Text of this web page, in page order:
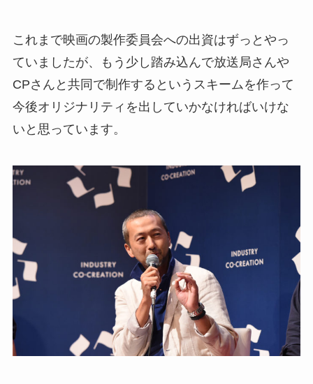
これまで映画の製作委員会への出資はずっとやっ
ていましたが、もう少し踏み込んで放送局さんや
CPさんと共同で制作するというスキームを作って
今後オリジナリティを出していかなければいけな
いと思っています。